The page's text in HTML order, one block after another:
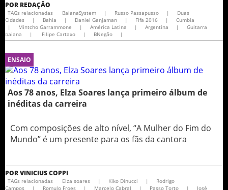
POR REDAÇÃO
TAGs relacionadas BaianaSystem | Russo Passapusso |
Duas
Cidades
| Bahia | Daniel Ganjaman | Fifa 2016 |
Cumbia
|
Mintcho Garrammone | América Latina | Argentina |
Guitarra
baiana
| Filipe Cartaxo | BNegão |
ENSAIO
Aos 78 anos, Elza Soares lança primeiro álbum de
inéditas da carreira
Com composições de alto nível, “A Mulher do Fim do
Mundo” é um presente para os fãs da cantora
PORVINICIUS COPPI
TAGs relacionadas Elza soares | Kiko Dinucci |
Rodrigo
Campos
| Romulo Froes | Marcelo Cabral | Passo Torto |
José